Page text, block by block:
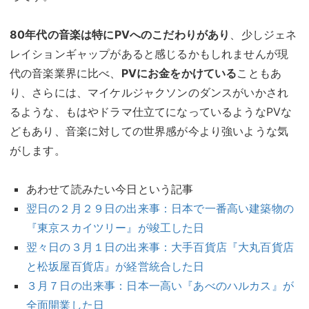
80年代の音楽は特にPVへのこだわりがあり 、少しジェネ
レイションギャップがあると感じるかもしれませんが現
代の音楽業界に比べ、 PVにお金をかけていることもあ
り、さらには、マイケルジャクソンのダンスがいかされ
るような、もはやドラマ仕立てになっているようなPVな
どもあり、音楽に対しての世界感が今より強いような気
がします。
あわせて読みたい今日という記事
翌日の２月２９日の出来事：日本で一番高い建築物の
『東京スカイツリー』が竣工した日
翌々日の３月１日の出来事：大手百貨店『大丸百貨店
と松坂屋百貨店』が経営統合した日
３月７日の出来事：日本一高い『あべのハルカス』が
全面開業した日